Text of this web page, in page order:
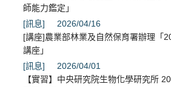
師能力鑑定」
[訊息]
2026/04/16
[講座]農業部林業及自然保育署辦理「
講座」
[訊息]
2026/04/01
【實習】中央研究院生物化學研究所